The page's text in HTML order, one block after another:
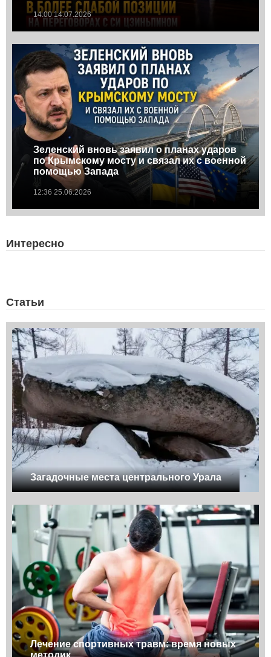
14:00 14.07.2026
Зеленский вновь заявил о планах ударов
по Крымскому мосту и связал их с военной
помощью Запада
12:36 25.06.2026
Интересно
Статьи
Загадочные места центрального Урала
Лечение спортивных травм: время новых